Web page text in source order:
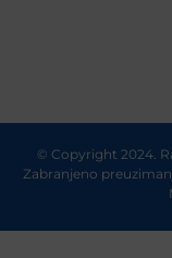
© Copyright 2024.
Zabranjeno